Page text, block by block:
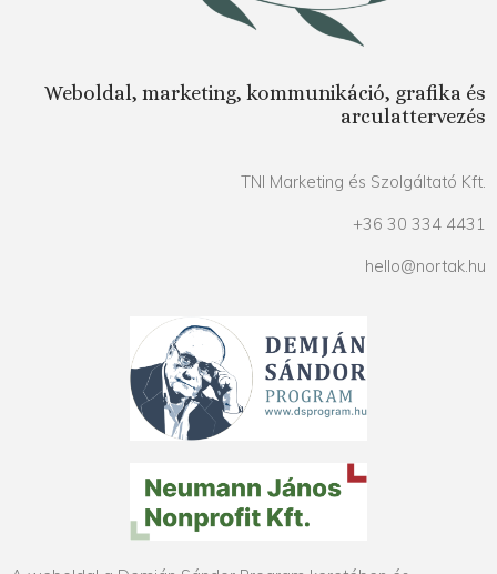
Weboldal, marketing, kommunikáció, grafika és
arculattervezés
TNI Marketing és Szolgáltató Kft.
+36 30 334 4431
hello@nortak.hu